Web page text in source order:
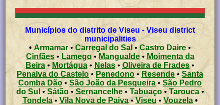
Municípios do distrito de Viseu - Viseu district
municipalities
• Armamar • Carregal do Sal • Castro Daire •
Cinfães• Lamego• Mangualde• Moimenta da
Beira • Mortágua • Nelas • Oliveira de Frades•
Penalva do Castelo • Penedono • Resende • Santa
Comba Dão • São João da Pesqueira • São Pedro
do Sul •Sátão•Sernancelhe• Tabuaço• Tarouca•
Tondela•Vila Nova de Paiva•Viseu • Vouzela •